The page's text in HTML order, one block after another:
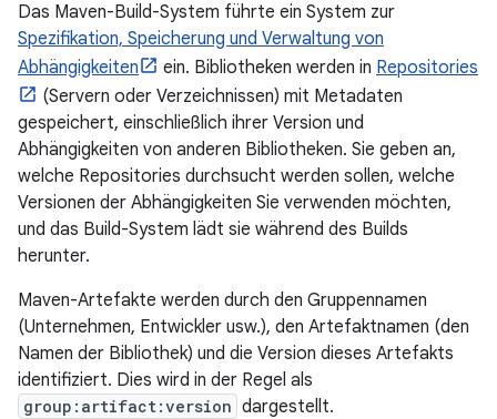
Das Maven-Build-System führte ein System zur
Spezifikation, Speicherung und Verwaltung von
Abhängigkeiten
ein. Bibliotheken werden in Repositories
(Servern oder Verzeichnissen) mit Metadaten
gespeichert, einschließlich ihrer Version und
Abhängigkeiten von anderen Bibliotheken. Sie geben an,
welche Repositories durchsucht werden sollen, welche
Versionen der Abhängigkeiten Sie verwenden möchten,
und das Build-System lädt sie während des Builds
herunter.
Maven-Artefakte werden durch den Gruppennamen
(Unternehmen, Entwickler usw.), den Artefaktnamen (den
Namen der Bibliothek) und die Version dieses Artefakts
identifiziert. Dies wird in der Regel als
group:artifact:version dargestellt.